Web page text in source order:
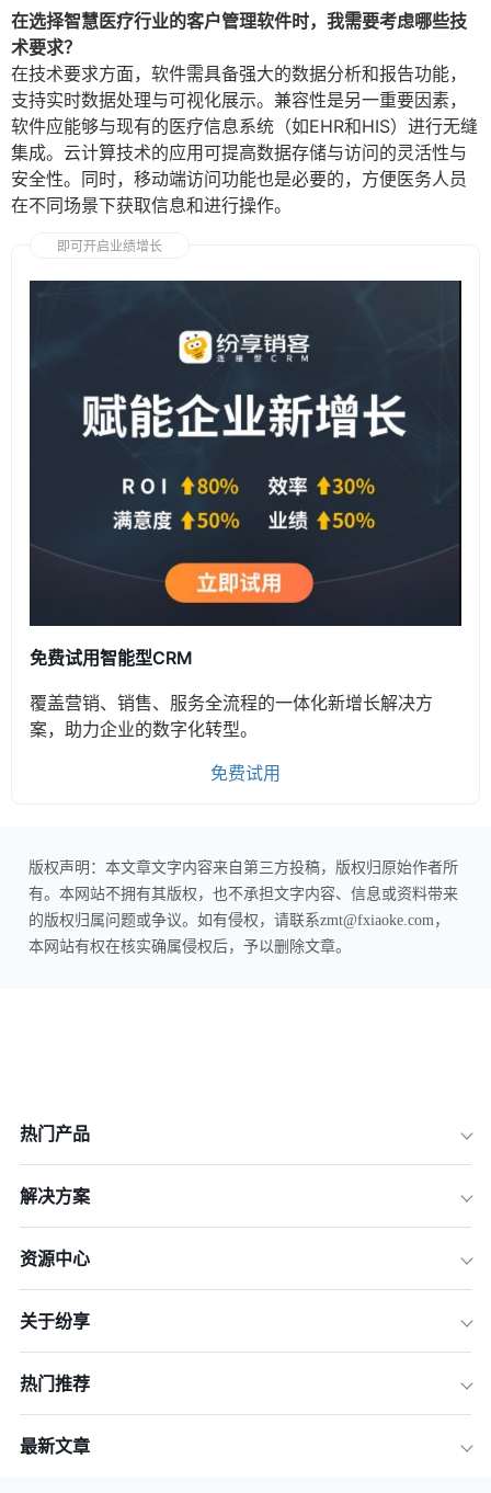
在选择智慧医疗行业的客户管理软件时，我需要考虑哪些技
术要求？
在技术要求方面，软件需具备强大的数据分析和报告功能，
支持实时数据处理与可视化展示。兼容性是另一重要因素，
软件应能够与现有的医疗信息系统（如EHR和HIS）进行无缝
集成。云计算技术的应用可提高数据存储与访问的灵活性与
安全性。同时，移动端访问功能也是必要的，方便医务人员
在不同场景下获取信息和进行操作。
即可开启业绩增长
免费试用智能型CRM
覆盖营销、销售、服务全流程的一体化新增长解决方
案，助力企业的数字化转型。
免费试用
版权声明：本文章文字内容来自第三方投稿，版权归原始作者所
有。本网站不拥有其版权，也不承担文字内容、信息或资料带来
的版权归属问题或争议。如有侵权，请联系zmt@fxiaoke.com，
本网站有权在核实确属侵权后，予以删除文章。
热门产品
解决方案
资源中心
关于纷享
热门推荐
最新文章